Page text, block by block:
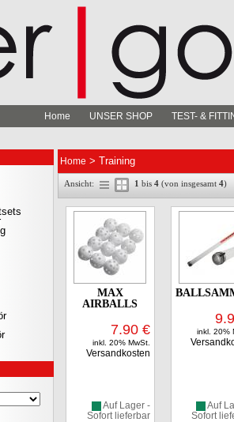
Home UNSER SHOP TEST- &
€
20% MwSt.
Home > Training
Ansicht: 1 bis 4 (von insgesamt 4)
MAX
AIRBALLS
Auf Lager -
Sofort lieferbar
7.90€
inkl. 20% MwSt.
Versandkosten
Auf
Sofort
inkl. 20%